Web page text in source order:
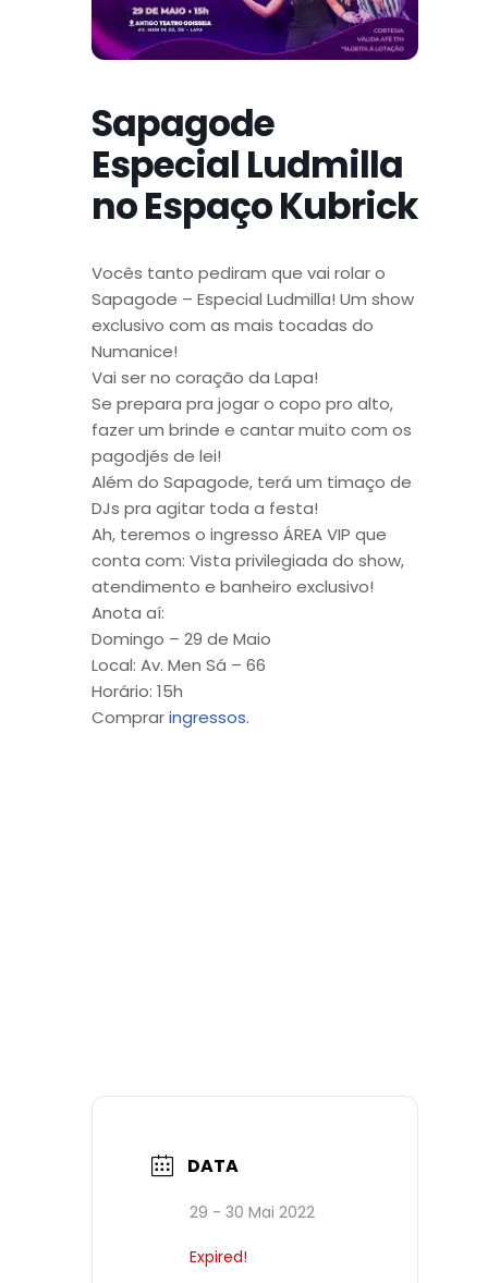
Sapagode
Especial Ludmilla
no Espaço Kubrick
Vocês tanto pediram que vai rolar o
Sapagode – Especial Ludmilla! Um show
exclusivo com as mais tocadas do
Numanice!
Vai ser no coração da Lapa!
Se prepara pra jogar o copo pro alto,
fazer um brinde e cantar muito com os
pagodjés de lei!
Além do Sapagode, terá um timaço de
DJs pra agitar toda a festa!
Ah, teremos o ingresso ÁREA VIP que
conta com: Vista privilegiada do show,
atendimento e banheiro exclusivo!
Anota aí:
Domingo – 29 de Maio
Local: Av. Men Sá – 66
Horário: 15h
Compraringressos.
DATA
29 - 30 Mai 2022
Expired!